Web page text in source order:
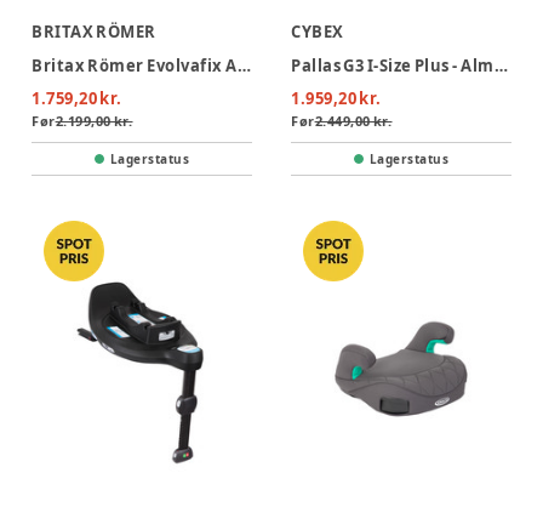
BRITAX RÖMER
Britax Römer Evolvafix Autostol - Space Black
1.759,20 kr.
Før2.199,00 kr.
Lagerstatus
CYBEX
Pallas G3 I-Size Plus - Almond Beige
1.959,20 kr.
Før2.449,00 kr.
Lagerstatus